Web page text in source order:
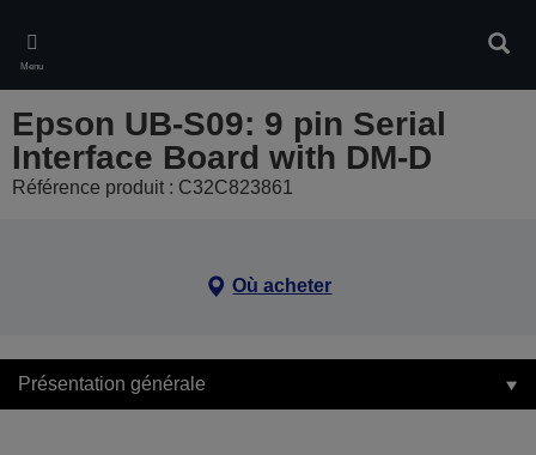
main
content
Menu
Epson UB-S09: 9 pin Serial
Interface Board with DM-D
Référence produit : C32C823861
Où acheter
Présentation générale